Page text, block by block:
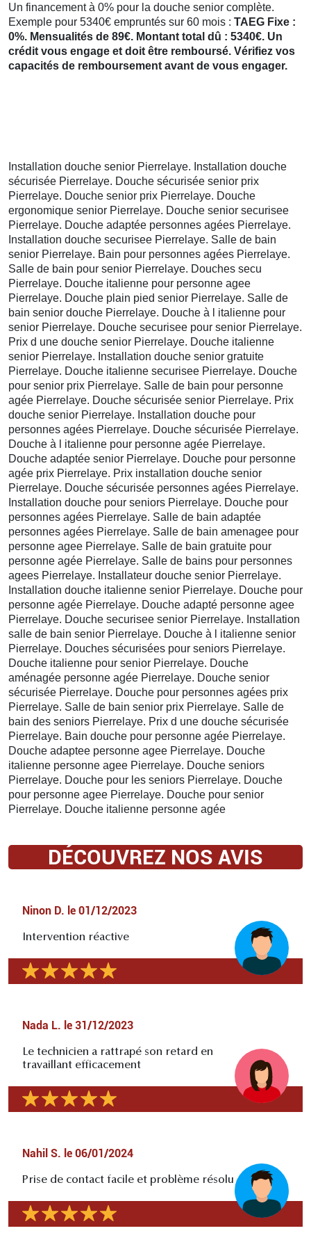
Un financement à 0% pour la douche senior complète.
Exemple pour 5340€ empruntés sur 60 mois : TAEG Fixe :
0%. Mensualités de 89€. Montant total dû : 5340€. Un
crédit vous engage et doit être remboursé. Vérifiez vos
capacités de remboursement avant de vous engager.
Installation douche senior Pierrelaye. Installation douche
sécurisée Pierrelaye. Douche sécurisée senior prix
Pierrelaye. Douche senior prix Pierrelaye. Douche
ergonomique senior Pierrelaye. Douche senior securisee
Pierrelaye. Douche adaptée personnes agées Pierrelaye.
Installation douche securisee Pierrelaye. Salle de bain
senior Pierrelaye. Bain pour personnes agées Pierrelaye.
Salle de bain pour senior Pierrelaye. Douches secu
Pierrelaye. Douche italienne pour personne agee
Pierrelaye. Douche plain pied senior Pierrelaye. Salle de
bain senior douche Pierrelaye. Douche à l italienne pour
senior Pierrelaye. Douche securisee pour senior Pierrelaye.
Prix d une douche senior Pierrelaye. Douche italienne
senior Pierrelaye. Installation douche senior gratuite
Pierrelaye. Douche italienne securisee Pierrelaye. Douche
pour senior prix Pierrelaye. Salle de bain pour personne
agée Pierrelaye. Douche sécurisée senior Pierrelaye. Prix
douche senior Pierrelaye. Installation douche pour
personnes agées Pierrelaye. Douche sécurisée Pierrelaye.
Douche à l italienne pour personne agée Pierrelaye.
Douche adaptée senior Pierrelaye. Douche pour personne
agée prix Pierrelaye. Prix installation douche senior
Pierrelaye. Douche sécurisée personnes agées Pierrelaye.
Installation douche pour seniors Pierrelaye. Douche pour
personnes agées Pierrelaye. Salle de bain adaptée
personnes agées Pierrelaye. Salle de bain amenagee pour
personne agee Pierrelaye. Salle de bain gratuite pour
personne agée Pierrelaye. Salle de bains pour personnes
agees Pierrelaye. Installateur douche senior Pierrelaye.
Installation douche italienne senior Pierrelaye. Douche pour
personne agée Pierrelaye. Douche adapté personne agee
Pierrelaye. Douche securisee senior Pierrelaye. Installation
salle de bain senior Pierrelaye. Douche à l italienne senior
Pierrelaye. Douches sécurisées pour seniors Pierrelaye.
Douche italienne pour senior Pierrelaye. Douche
aménagée personne agée Pierrelaye. Douche senior
sécurisée Pierrelaye. Douche pour personnes agées prix
Pierrelaye. Salle de bain senior prix Pierrelaye. Salle de
bain des seniors Pierrelaye. Prix d une douche sécurisée
Pierrelaye. Bain douche pour personne agée Pierrelaye.
Douche adaptee personne agee Pierrelaye. Douche
italienne personne agee Pierrelaye. Douche seniors
Pierrelaye. Douche pour les seniors Pierrelaye. Douche
pour personne agee Pierrelaye. Douche pour senior
Pierrelaye. Douche italienne personne agée
DÉCOUVREZ NOS AVIS
Ninon D. le 01/12/2023
Intervention réactive
Nada L. le 31/12/2023
Le technicien a rattrapé son retard en
travaillant efficacement
Nahil S. le 06/01/2024
Prise de contact facile et problème résolu